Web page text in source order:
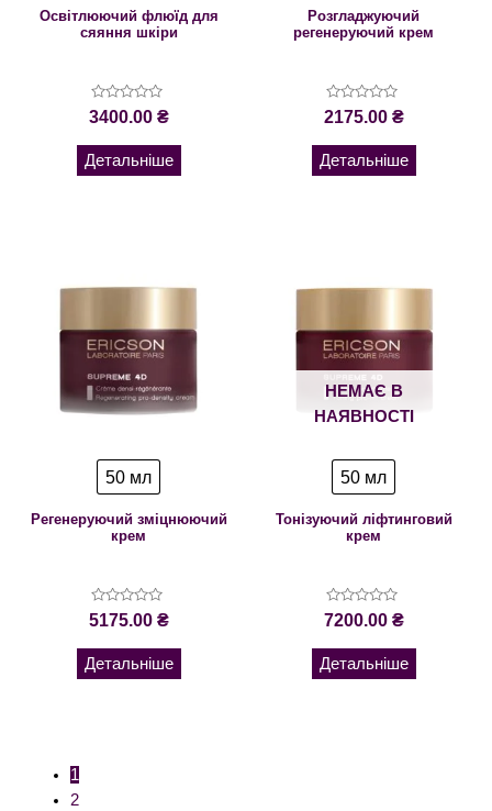
Освітлюючий флюїд для
сяяння шкіри
Оцінено
в
5
3400.00 ₴
Детальніше
Розгладжуючий
регенеруючий крем
Оцінено
в
5
2175.00 ₴
Детальніше
50 мл
Регенеруючий зміцнюючий
крем
Оцінено
в
з
5
5175.00 ₴
Детальніше
НЕМАЄ В
НАЯВНОСТІ
50 мл
Тонізуючий ліфтинговий
крем
Оцінено
в
з
5
7200.00 ₴
Детальніше
1
2